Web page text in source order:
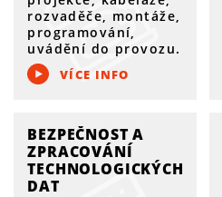
rozvaděče, montáže,
programování,
uvádění do provozu.
VÍCE INFO
BEZPEČNOST A
ZPRACOVÁNÍ
TECHNOLOGICKÝCH
DAT